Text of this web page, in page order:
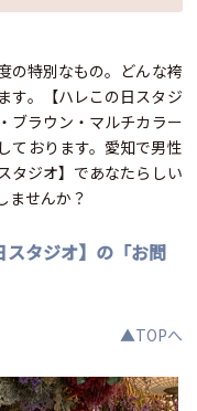
の特別なもの。どんな袴
す。【ハレこの日スタジ
ブラウン・マルチカラー
ております。愛知で男性
タジオ】であなたらしい
ませんか？
タジオ】の「お問
▲TOPへ